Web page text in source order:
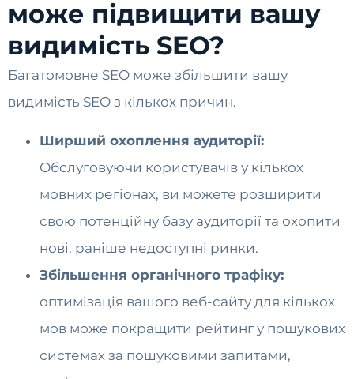
може підвищити вашу
видимість SEO?
Багатомовне SEO може збільшити вашу
видимість SEO з кількох причин.
Ширший охоплення аудиторії:
Обслуговуючи користувачів у кількох
мовних регіонах, ви можете розширити
свою потенційну базу аудиторії та охопити
нові, раніше недоступні ринки.
Збільшення органічного трафіку:
оптимізація вашого веб-сайту для кількох
мов може покращити рейтинг у пошукових
системах за пошуковими запитами,